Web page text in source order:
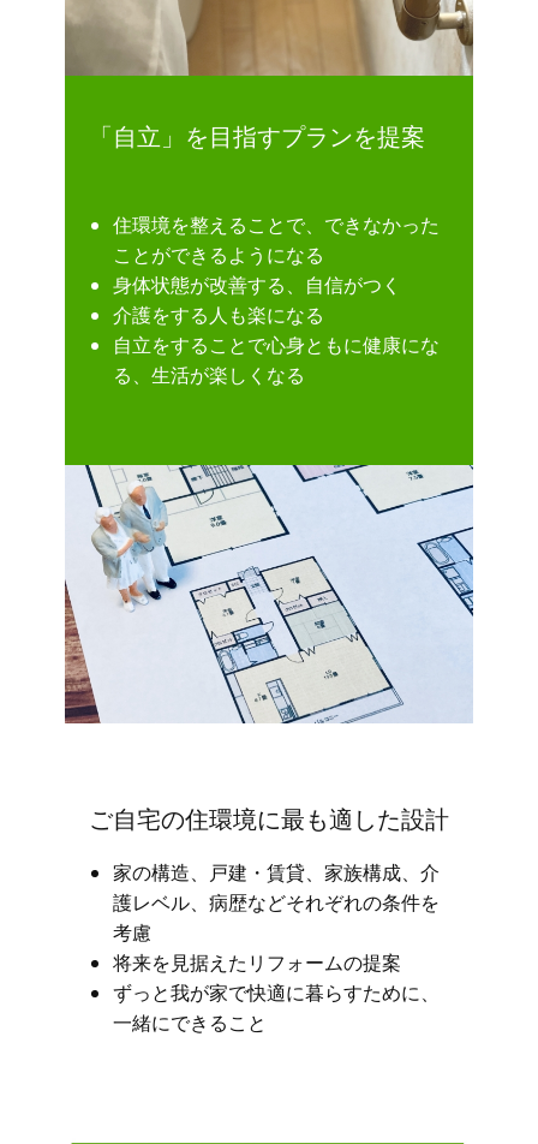
「自立」を目指すプランを提案
住環境を整えることで、できなかった
ことができるようになる
身体状態が改善する、自信がつく
介護をする人も楽になる
自立をすることで心身ともに健康にな
る、生活が楽しくなる
ご自宅の住環境に最も適した設計
家の構造、戸建・賃貸、家族構成、介
護レベル、病歴などそれぞれの条件を
考慮
将来を見据えたリフォームの提案
ずっと我が家で快適に暮らすために、
一緒にできること